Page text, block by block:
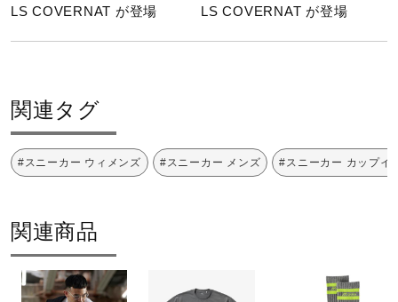
関連タグ
#スニーカー ウィメンズ #スニーカー メンズ #スニーカー カップイ
関連商品